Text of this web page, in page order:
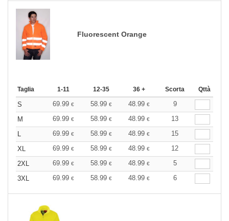
Fluorescent Orange
Taglia 1-11 12-35 36 + Scorta Qttà
S 69.99 € 58.99 € 48.99 €
9
M
69.99 € 58.99 € 48.99 €
13
L
69.99 € 58.99 € 48.99 €
15
XL
69.99 € 58.99 € 48.99 €
12
2XL
69.99 € 58.99 € 48.99 €
5
3XL
69.99 € 58.99 € 48.99 € 6